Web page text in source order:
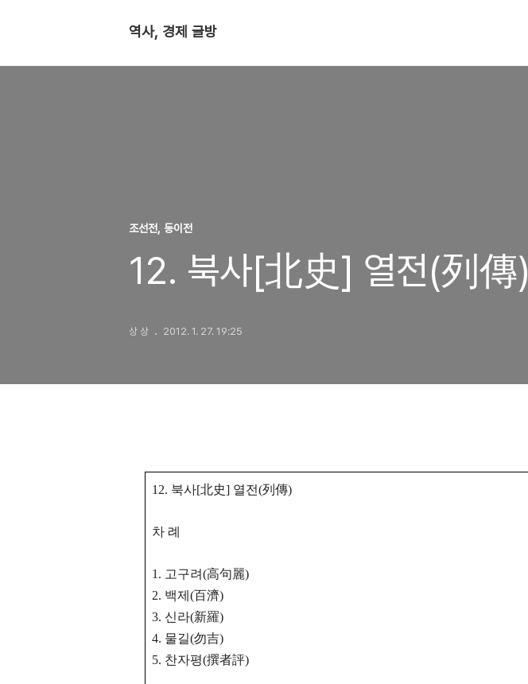
역사, 경제 글방
조선전, 동이전
12. 북사[北史] 열전(列傳)
상 상 2012. 1. 27. 19:25
12. 북사[北史] 열전(列傳)
차 례
1. 고구려(高句麗)
2. 백제(百濟)
3. 신라(新羅)
4. 물길(勿吉)
5. 찬자평(撰者評)